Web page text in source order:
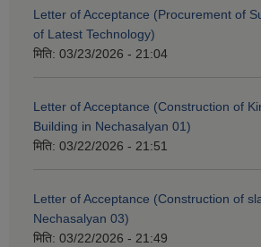
Letter of Acceptance (Procurement of
of Latest Technology)
मिति: 03/23/2026 - 21:04
Letter of Acceptance (Construction of
Building in Nechasalyan 01)
मिति: 03/22/2026 - 21:51
Letter of Acceptance (Construction of
Nechasalyan 03)
मिति: 03/22/2026 - 21:49